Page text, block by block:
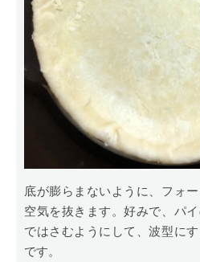
底が膨らまないように、フォ
空気を抜きます。好みで、パ
ではさむようにして、波型に
です。